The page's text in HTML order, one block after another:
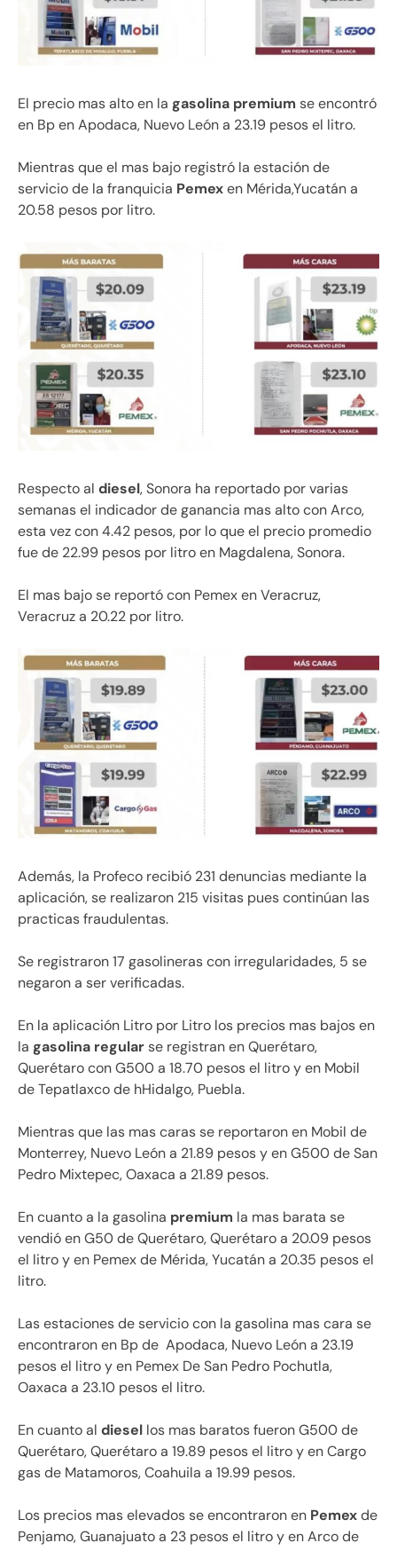
El precio mas alto en la gasolina premium se encontró
en Bp en Apodaca, Nuevo León a 23.19 pesos el litro.
Mientras que el mas bajo registró la estación de
servicio de la franquicia Pemexen Mérida,Yucatán a
20.58 pesos por litro.
Respecto al diesel, Sonora ha reportado por varias
semanas el indicador de ganancia mas alto con Arco,
esta vez con 4.42 pesos, por lo que el precio promedio
fue de 22.99 pesos por litro en Magdalena, Sonora.
El mas bajo se reportó con Pemex en Veracruz,
Veracruz a 20.22 por litro.
Además, la Profeco recibió 231 denuncias mediante la
aplicación, se realizaron 215 visitas pues continúan las
practicas fraudulentas.
Se registraron 17 gasolineras con irregularidades, 5 se
negaron a ser verificadas.
En la aplicación Litro por Litro los precios mas bajos en
la gasolina regularse registran en Querétaro,
Querétaro con G500 a 18.70 pesos el litro y en Mobil
de Tepatlaxco de hHidalgo, Puebla.
Mientras que las mas caras se reportaron en Mobil de
Monterrey, Nuevo León a 21.89 pesos y en G500 de San
Pedro Mixtepec, Oaxaca a 21.89 pesos.
En cuanto a la gasolina premium la mas barata se
vendió en G50 de Querétaro, Querétaro a 20.09 pesos
el litro y en Pemex de Mérida, Yucatán a 20.35 pesos el
litro.
Las estaciones de serviciocon la gasolina mas cara se
encontraron en Bp de Apodaca, Nuevo León a 23.19
pesos el litro y en Pemex De San Pedro Pochutla,
Oaxaca a 23.10 pesos el litro.
En cuanto al diesel los mas baratos fueron G500 de
Querétaro, Querétaro a 19.89 pesos el litro y en Cargo
gas de Matamoros, Coahuila a 19.99 pesos.
Los precios mas elevados se encontraron en Pemexde
Penjamo, Guanajuato a 23 pesos el litro y en Arco de